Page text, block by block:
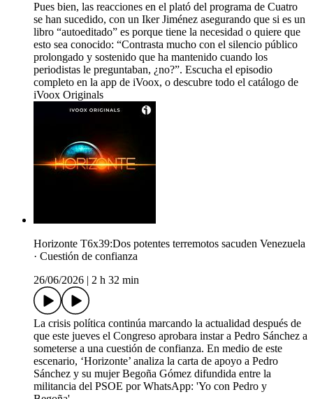
Pues bien, las reacciones en el plató del programa de Cuatro
se han sucedido, con un Iker Jiménez asegurando que si es un
libro “autoeditado” es porque tiene la necesidad o quiere que
esto sea conocido: “Contrasta mucho con el silencio público
prolongado y sostenido que ha mantenido cuando los
periodistas le preguntaban, ¿no?”. Escucha el episodio
completo en la app de iVoox, o descubre todo el catálogo de
iVoox Originals
Horizonte T6x39:Dos potentes terremotos sacuden Venezuela
· Cuestión de confianza
26/06/2026
2 h 32 min
La crisis política continúa marcando la actualidad después de
que este jueves el Congreso aprobara instar a Pedro Sánchez a
someterse a una cuestión de confianza. En medio de este
escenario, ‘Horizonte’ analiza la carta de apoyo a Pedro
Sánchez y su mujer Begoña Gómez difundida entre la
militancia del PSOE por WhatsApp: 'Yo con Pedro y